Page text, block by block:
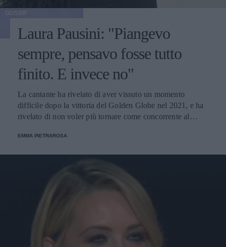
Laura Pausini: "Piangevo
sempre, pensavo fosse tutto
finito. E invece no"
La cantante ha rivelato di aver vissuto un momento
difficile dopo la vittoria del Golden Globe nel 2021, e ha
rivelato di non voler più tornare come concorrente al
EMMA PIETRAROSA